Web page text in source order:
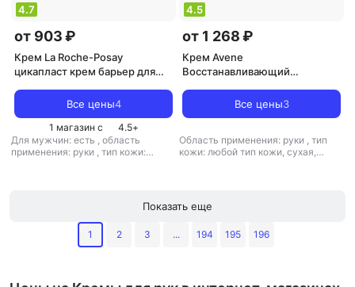
4.7
от 903 ₽
Крем La Roche-Posay
цикапласт крем барьер для
Все цены4
1 магазин с 4.5+
Для мужчин: есть , область
применения: руки , тип кожи:
4.5
от 1 268 ₽
Крем Avene
Восстанавливающий
"Cicalfat", 100 мл
Все цены3
Область применения: руки , тип
кожи: любой тип кожи, сухая,
Показать еще
1 2 3 ... 194 195 196